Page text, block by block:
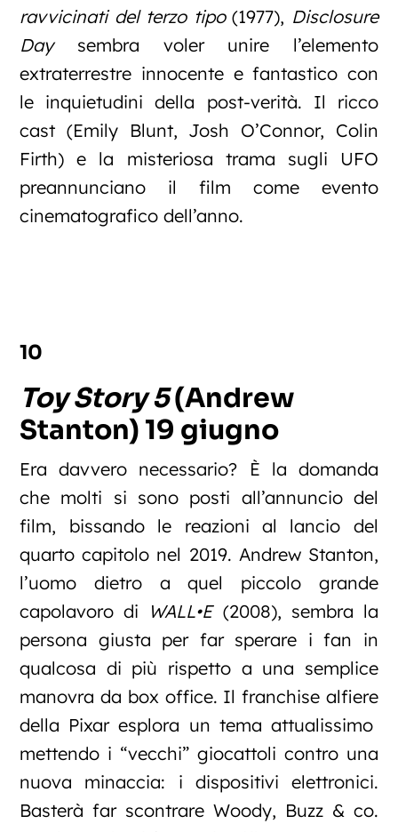
ravvicinati del terzo tipo(1977), Disclosure
Day sembra voler unire l’elemento
extraterrestre innocente e fantastico con
le inquietudini della post-verità. Il ricco
cast (Emily Blunt, Josh O’Connor, Colin
Firth) e la misteriosa trama sugli UFO
preannunciano il film come evento
cinematografico dell’anno.
10
Toy Story 5(Andrew
Stanton) 19 giugno
Era davvero necessario? È la domanda
che molti si sono posti all’annuncio del
film, bissando le reazioni al lancio del
quarto capitolo nel 2019. Andrew Stanton,
l’uomo dietro a quel piccolo grande
capolavoro di
WALL•E (2008), sembra la
persona giusta per far sperare i fan in
qualcosa di più rispetto a una semplice
manovra da box office. Il franchise alfiere
della Pixar esplora un tema attualissimo
mettendo i “vecchi” giocattoli contro una
nuova minaccia: i dispositivi elettronici.
Basterà far scontrare Woody, Buzz & co.